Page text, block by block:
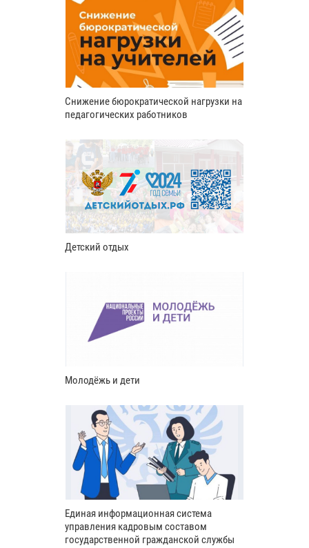
Снижение бюрократической нагрузки на
педагогических работников
Детский отдых
Молодёжь и дети
Единая информационная система
управления кадровым составом
государственной гражданской службы